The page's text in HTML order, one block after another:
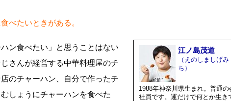
べたいときがある。
ン食べたい」と思うことはない
さんが経営する中華料理屋のチ
のチャーハン、自分で作ったチ
しょうにチャーハンを食べた
江ノ島茂道
（えのしましげみ
ち）
1988年神奈川県生まれ。普通の
社員です。運だけで何とか生き